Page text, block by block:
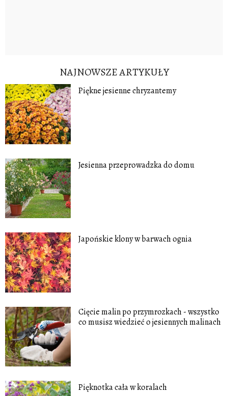
NAJNOWSZE ARTYKUŁY
Piękne jesienne chryzantemy
Jesienna przeprowadzka do domu
Japońskie klony w barwach ognia
Cięcie malin po przymrozkach - wszystko
co musisz wiedzieć o jesiennych malinach
Pięknotka cała w koralach